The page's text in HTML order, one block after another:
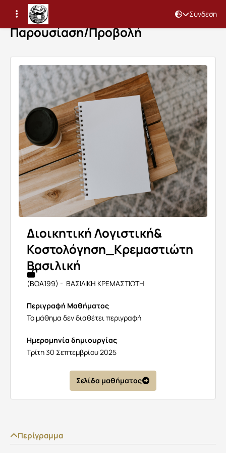
Σύνδεση
Παρουσίαση/Προβολή
Διοικητική Λογιστική&
Κοστολόγηση_Κρεμαστιώτη
Βασιλική
(BOA199) - ΒΑΣΙΛΙΚΗ ΚΡΕΜΑΣΤΙΩΤΗ
Περιγραφή Μαθήματος
Το μάθημα δεν διαθέτει περιγραφή
Ημερομηνία δημιουργίας
Τρίτη 30 Σεπτεμβρίου 2025
Σελίδα μαθήματος
Περίγραμμα